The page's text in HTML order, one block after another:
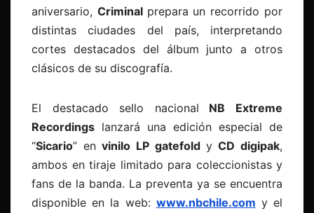
aniversario, Criminal prepara un recorrido por
distintas ciudades del país, interpretando
cortes destacados del álbum junto a otros
clásicos de su discografía.
El destacado sello nacional NB Extreme
Recordings lanzará una edición especial de
“Sicario” envinilo LP gatefold yCD digipak,
ambos en tiraje limitado para coleccionistas y
fans de la banda. La preventa ya se encuentra
disponible en la web: www.nbchile.com y el